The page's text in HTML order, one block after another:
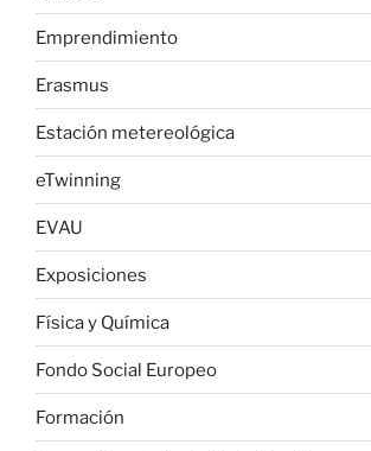
Emprendimiento
Erasmus
Estación metereológica
eTwinning
EVAU
Exposiciones
Física y Química
Fondo Social Europeo
Formación